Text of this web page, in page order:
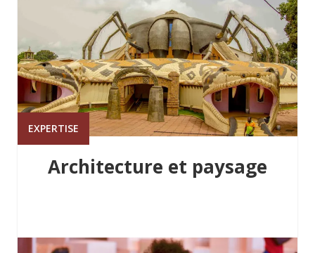
EXPERTISE
Architecture et paysage